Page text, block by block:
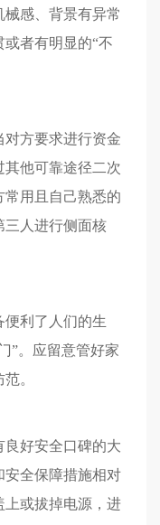
感、背景有异常
者有明显的“不
方要求进行资金
他可靠途径二次
用且自己熟悉的
三人进行侧面核
利了人们的生
”。应留意管好家
。
好安全口碑的大
安全保障措施相对
上或拔掉电源，进